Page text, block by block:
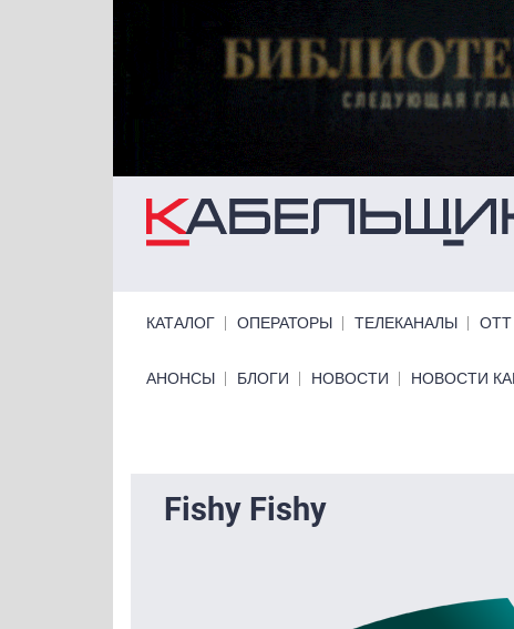
КАТАЛОГ ОПЕРАТОРЫ ТЕЛЕКАНАЛЫ ОТТ
Primary links bottom
АНОНСЫ БЛОГИ НОВОСТИ НОВОСТИ
Fishy Fishy